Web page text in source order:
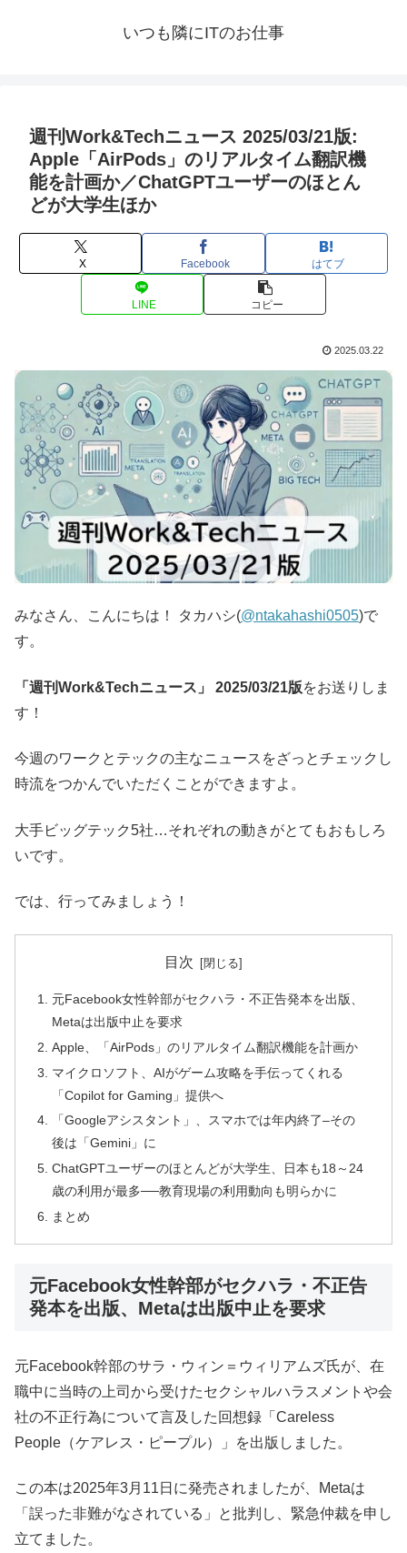
いつも隣にITのお仕事
週刊Work&Techニュース 2025/03/21版:
Apple「AirPods」のリアルタイム翻訳機
能を計画か／ChatGPTユーザーのほとん
どが大学生ほか
X Facebook はてブ
LINE コピー
2025.03.22
みなさん、こんにちは！ タカハシ(@ntakahashi0505)で
す。
「週刊Work&Techニュース」 2025/03/21版をお送りしま
す！
今週のワークとテックの主なニュースをざっとチェックし
時流をつかんでいただくことができますよ。
大手ビッグテック5社…それぞれの動きがとてもおもしろ
いです。
では、行ってみましょう！
目次
元Facebook女性幹部がセクハラ・不正告発本を出版、
Metaは出版中止を要求
Apple、「AirPods」のリアルタイム翻訳機能を計画か
マイクロソフト、AIがゲーム攻略を手伝ってくれる
「Copilot for Gaming」提供へ
「Googleアシスタント」、スマホでは年内終了–その
後は「Gemini」に
ChatGPTユーザーのほとんどが大学生、日本も18～24
歳の利用が最多──教育現場の利用動向も明らかに
まとめ
元Facebook女性幹部がセクハラ・不正告
発本を出版、Metaは出版中止を要求
元Facebook幹部のサラ・ウィン＝ウィリアムズ氏が、在
職中に当時の上司から受けたセクシャルハラスメントや会
社の不正行為について言及した回想録「Careless
People（ケアレス・ピープル）」を出版しました。
この本は2025年3月11日に発売されましたが、Metaは
「誤った非難がなされている」と批判し、緊急仲裁を申し
立てました。